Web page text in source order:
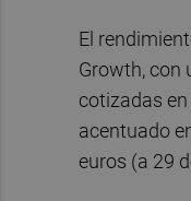
El
Growth, con
cotizadas
acentuado
euros (a 29